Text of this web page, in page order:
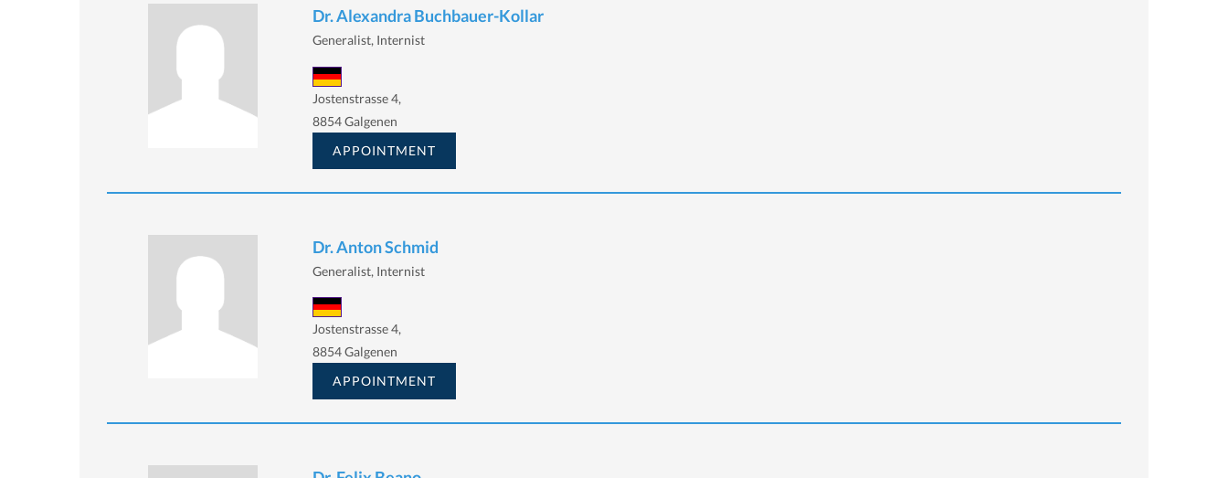
Dr. Alexandra Buchbauer-Kollar
Generalist, Internist
Jostenstrasse 4,
8854 Galgenen
APPOINTMENT
Dr. Anton Schmid
Generalist, Internist
Jostenstrasse 4,
8854 Galgenen
APPOINTMENT